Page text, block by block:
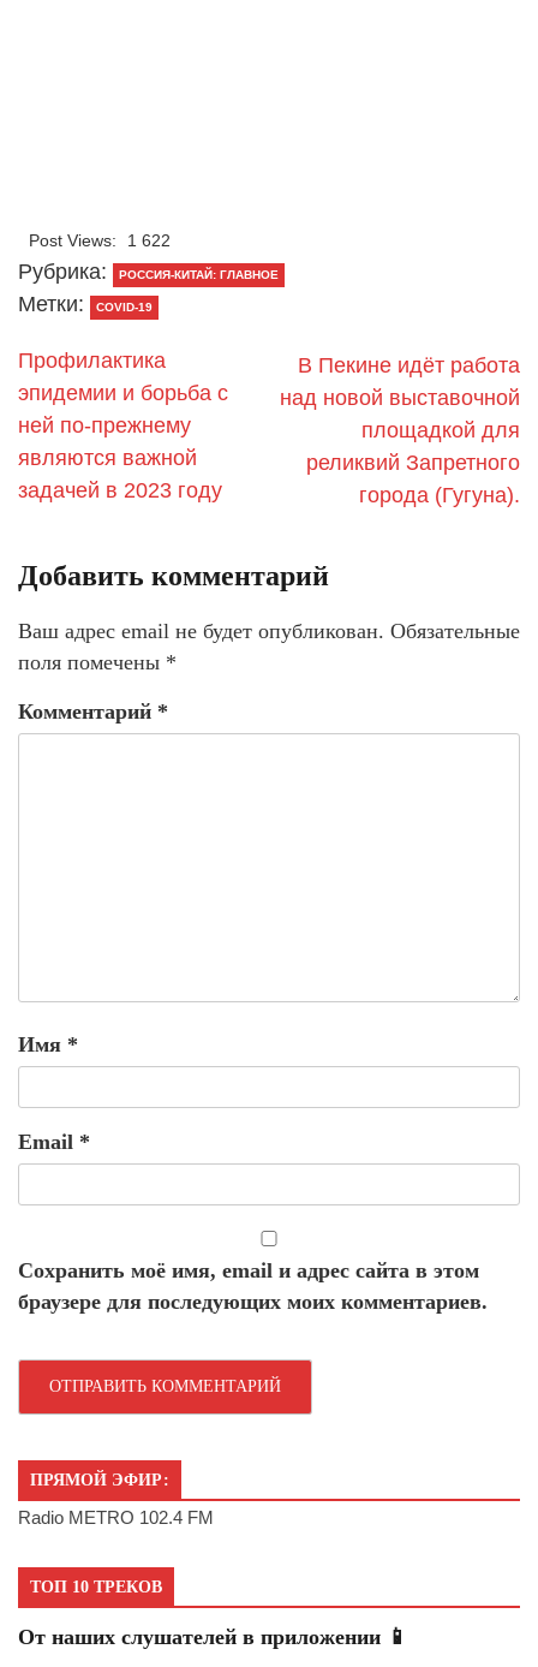
Post Views: 1 622
Рубрика: РОССИЯ-КИТАЙ: ГЛАВНОЕ
Метки: COVID-19
Профилактика
эпидемии и борьба с
ней по-прежнему
являются важной
задачей в 2023 году
В Пекине идёт работа
над новой выставочной
площадкой для
реликвий Запретного
города (Гугуна).
Добавить комментарий
Ваш адрес email не будет опубликован. Обязательные
поля помечены *
Комментарий *
Имя *
Email *
Сохранить моё имя, email и адрес сайта в этом
браузере для последующих моих комментариев.
ПРЯМОЙ ЭФИР:
Radio METRO 102.4 FM
ТОП 10 ТРЕКОВ
От наших слушателей в приложении 📱